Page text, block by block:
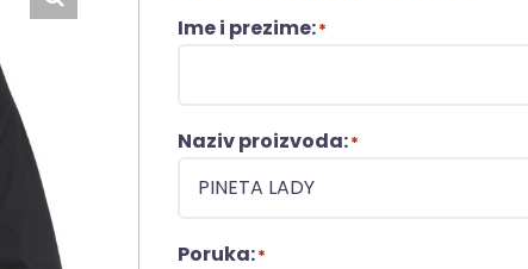
Ime i prezime:*
Naziv proizvoda:*
Poruka:*